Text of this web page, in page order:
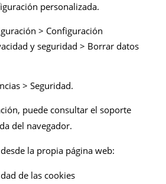
personalizada.
> Configuración
y seguridad > Borrar datos
> Seguridad.
puede consultar el soporte
del navegador.
la propia página web:
de las cookies